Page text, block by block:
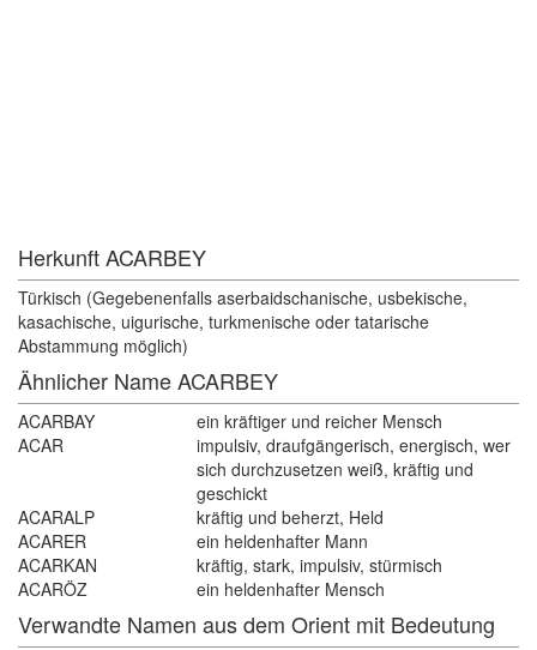
Herkunft ACARBEY
Türkisch (Gegebenenfalls aserbaidschanische, usbekische,
kasachische, uigurische, turkmenische oder tatarische
Abstammung möglich)
Ähnlicher Name ACARBEY
ACARBAY
ein kräftiger und reicher Mensch
ACAR
impulsiv, draufgängerisch, energisch, wer
sich durchzusetzen weiß, kräftig und
geschickt
ACARALP
kräftig und beherzt, Held
ACARER
ein heldenhafter Mann
ACARKAN
kräftig, stark, impulsiv, stürmisch
ACARÖZ
ein heldenhafter Mensch
Verwandte Namen aus dem Orient mit Bedeutung